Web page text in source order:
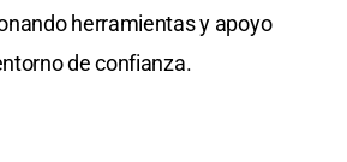
herramientas y apoyo
de confianza.